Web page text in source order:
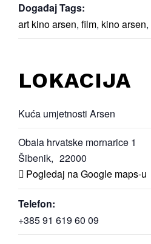
Događaj Tags:
art kino arsen, film, kino arsen,
LOKACIJA
Kuća umjetnosti Arsen
Obala hrvatske mornarice 1
Šibenik, 22000
Pogledaj na Google maps-u
Telefon:
+385 91 619 60 09